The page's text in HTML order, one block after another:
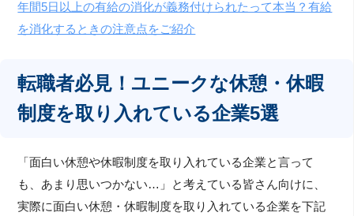
年間5日以上の有給の消化が義務付けられたって本当？有給
を消化するときの注意点をご紹介
転職者必見！ユニークな休憩・休暇
制度を取り入れている企業5選
「面白い休憩や休暇制度を取り入れている企業と言って
も、あまり思いつかない…」と考えている皆さん向けに、
実際に面白い休憩・休暇制度を取り入れている企業を下記